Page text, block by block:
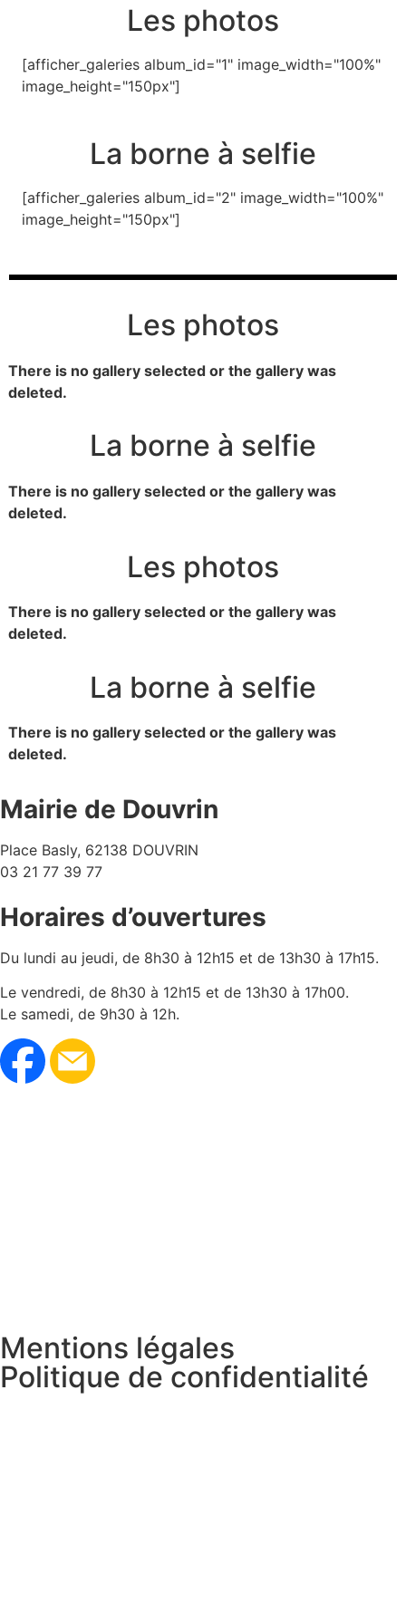
Les photos
[afficher_galeries album_id="1" image_width="100%"
image_height="150px"]
La borne à selfie
[afficher_galeries album_id="2" image_width="100%"
image_height="150px"]
Les photos
There is no gallery selected or the gallery was
deleted.
La borne à selfie
There is no gallery selected or the gallery was
deleted.
Les photos
There is no gallery selected or the gallery was
deleted.
La borne à selfie
There is no gallery selected or the gallery was
deleted.
Mairie de Douvrin
Place Basly, 62138 DOUVRIN
03 21 77 39 77
Horaires d’ouvertures
Du lundi au jeudi, de 8h30 à 12h15 et de 13h30 à 17h15.
Le vendredi, de 8h30 à 12h15 et de 13h30 à 17h00.
Le samedi, de 9h30 à 12h.
Mentions légales
Politique de confidentialité